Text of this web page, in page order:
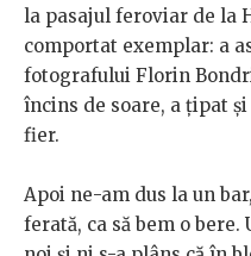
la pasajul feroviar de la
comportat exemplar: a
fotografului Florin
încins de soare, a țipat
fier.
Apoi ne-am dus la un
ferată, ca să bem o